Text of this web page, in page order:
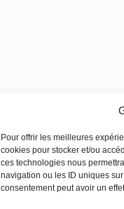
Pour offrir les meilleures
cookies pour stocker et/ou
ces technologies nous
navigation ou les ID uniques
consentement peut avoir un